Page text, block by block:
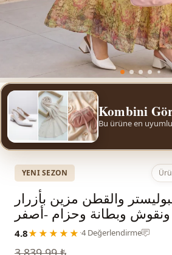
Kombini
Bu ürüne en
YENI SEZON
والقطن مزين بأزرار
ونقوش وبطانة وحزام -أصفر
4.8★★★★★ ·4 Değerlendirme